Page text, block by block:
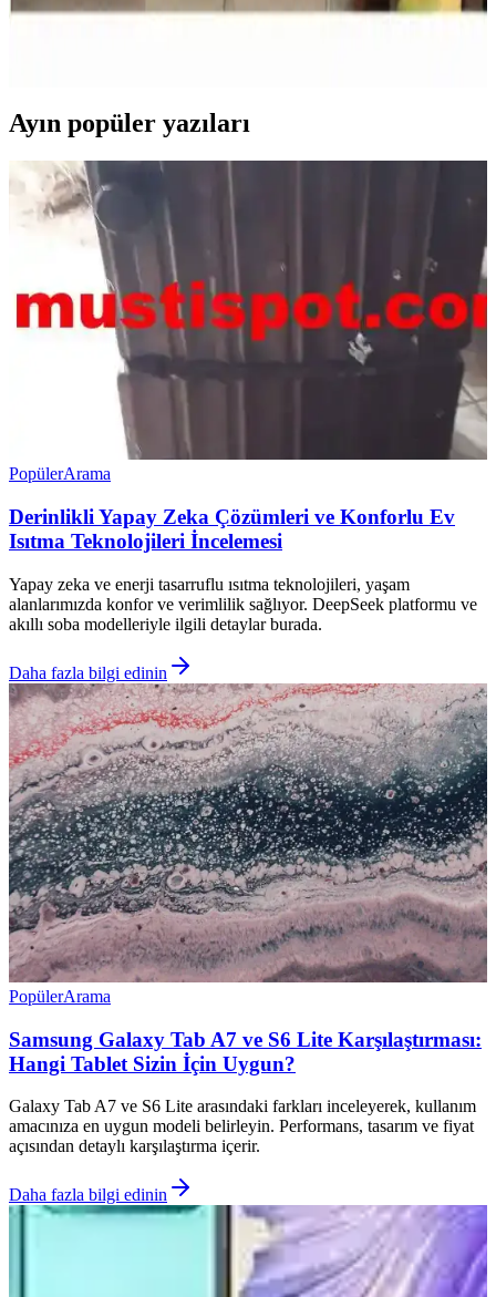
Modern taşınabilir teknolojiler hafif, dayanıklı ve yüksek
Ayın popüler yazıları
PopülerArama
Derinlikli Yapay Zeka Çözümleri ve Konforlu Ev
Isıtma Teknolojileri İncelemesi
Yapay zeka ve enerji tasarruflu ısıtma teknolojileri, yaşam
alanlarımızda konfor ve verimlilik sağlıyor. DeepSeek platformu ve
akıllı soba modelleriyle ilgili detaylar burada.
Daha fazla bilgi edinin
PopülerArama
Samsung Galaxy Tab A7 ve S6 Lite Karşılaştırması:
Hangi Tablet Sizin İçin Uygun?
Galaxy Tab A7 ve S6 Lite arasındaki farkları inceleyerek, kullanım
amacınıza en uygun modeli belirleyin. Performans, tasarım ve fiyat
açısından detaylı karşılaştırma içerir.
Daha fazla bilgi edinin